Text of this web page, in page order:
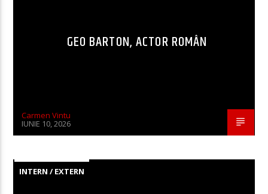
GEO BARTON, ACTOR ROMÂN
Carmen Vintu
IUNIE 10, 2026
INTERN / EXTERN